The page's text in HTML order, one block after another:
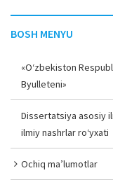
BOSH MENYU
«O‘zbekiston
Byulleteni»
Dissertatsiya asosiy
ilmiy nashrlar ro‘yxati
Ochiq ma’lumotlar